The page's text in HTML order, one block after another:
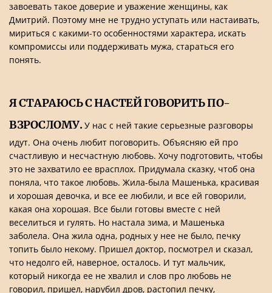
завоевать такое доверие и уважение женщины, как
Дмитрий. Поэтому мне не трудно уступать или настаивать,
мириться с какими-то особенностями характера, искать
компромиссы или поддерживать мужа, стараться его
понять.
Я СТАРАЮСЬ С НАСТЕЙ ГОВОРИТЬ ПО-
ВЗРОСЛОМУ.У нас с ней такие серьезные разговоры
идут. Она очень любит поговорить. Объясняю ей про
счастливую и несчастную любовь. Хочу подготовить, чтобы
это не захватило ее врасплох. Придумала сказку, чтоб она
поняла, что такое любовь. Жила-была Машенька, красивая
и хорошая девочка, и все ее любили, и все ей говорили,
какая она хорошая. Все были готовы вместе с ней
веселиться и гулять. Но настала зима, и Машенька
заболела. Она жила одна, родных у нее не было, печку
топить было некому. Пришел доктор, посмотрел и сказал,
что недолго ей, наверное, осталось. И тут мальчик,
который никогда ее не хвалил и слов про любовь не
говорил, пришел, нарубил дров, растопил печку,